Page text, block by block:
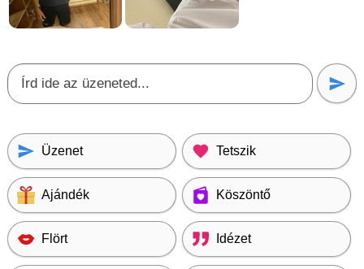
Üzenet Tetszik
Ajándék Köszöntő
Flört Idézet